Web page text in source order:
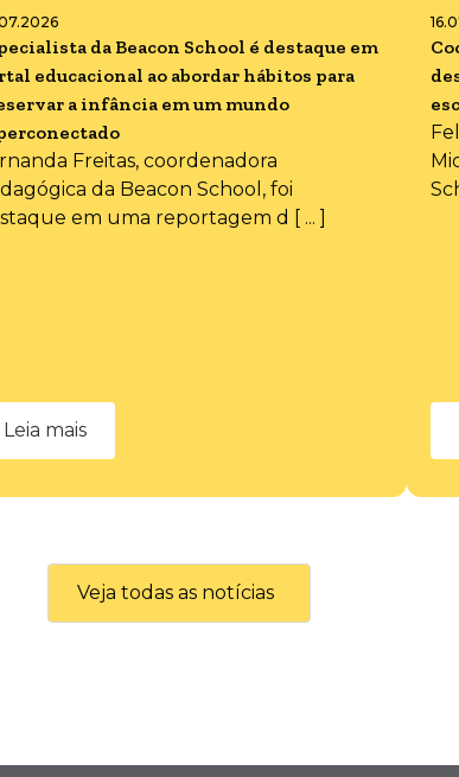
da Beacon School é destaque em
educacional ao abordar hábitos para
a infância em um mundo
Freitas, coordenadora
da Beacon School, foi
em uma reportagem d [ ... ]
Leia mais
Veja todas as notícias